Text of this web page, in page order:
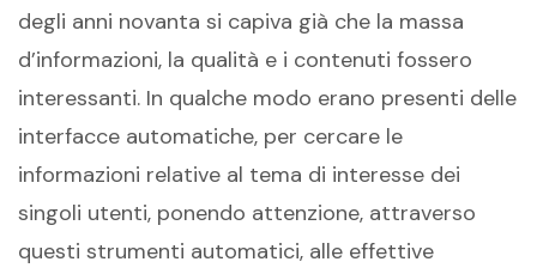
degli anni novanta si capiva già che la massa
d’informazioni, la qualità e i contenuti fossero
interessanti. In qualche modo erano presenti delle
interfacce automatiche, per cercare le
informazioni relative al tema di interesse dei
singoli utenti, ponendo attenzione, attraverso
questi strumenti automatici, alle effettive